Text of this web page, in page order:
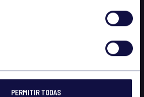
PERMITIR TODAS